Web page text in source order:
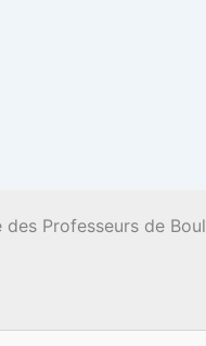
Professeurs de